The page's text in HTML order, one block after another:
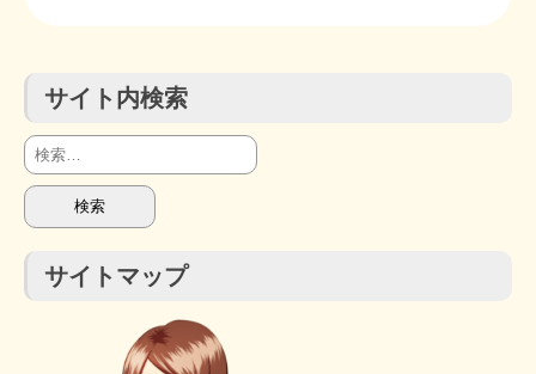
用語集
サイト内検索
検
索:
サイトマップ